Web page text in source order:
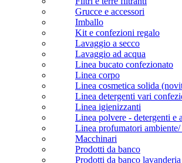
Grucce e accessori
Imballo
Kit e confezioni regalo
Lavaggio a secco
Lavaggio ad acqua
Linea bucato confezionato
Linea corpo
Linea cosmetica solida
Linea detergenti vari
Linea igienizzanti
Linea polvere - detergenti e
Linea profumatori ambiente/
Macchinari
Prodotti da banco
Prodotti da banco lavanderia